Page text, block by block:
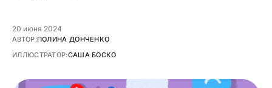
20 июня 2024
АВТОР:ПОЛИНА ДОНЧЕНКО
ИЛЛЮСТРАТОР:САША БОСКО